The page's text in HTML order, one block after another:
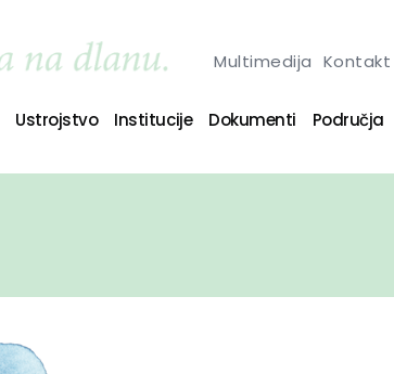
Multimedija Kontakt
Ustrojstvo Institucije Dokumenti Područja